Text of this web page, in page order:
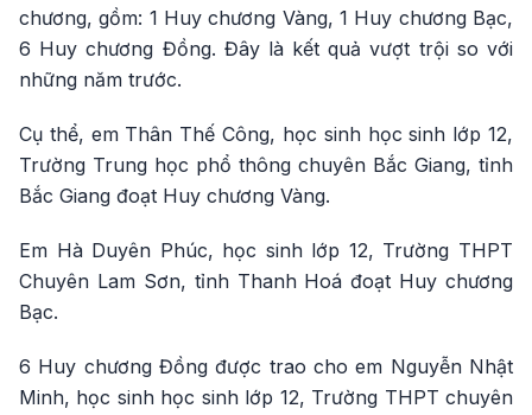
chương, gồm: 1 Huy chương Vàng, 1 Huy chương Bạc,
6 Huy chương Đồng. Đây là kết quả vượt trội so với
những năm trước.
Cụ thể, em Thân Thế Công, học sinh học sinh lớp 12,
Trường Trung học phổ thông chuyên Bắc Giang, tỉnh
Bắc Giang đoạt Huy chương Vàng.
Em Hà Duyên Phúc, học sinh lớp 12, Trường THPT
Chuyên Lam Sơn, tỉnh Thanh Hoá đoạt Huy chương
Bạc.
6 Huy chương Đồng được trao cho em Nguyễn Nhật
Minh, học sinh học sinh lớp 12, Trường THPT chuyên